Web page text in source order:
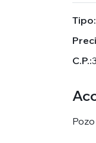
Tipo:
C.P.:
Pozo